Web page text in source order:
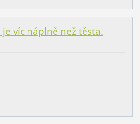
víc náplně než těsta.